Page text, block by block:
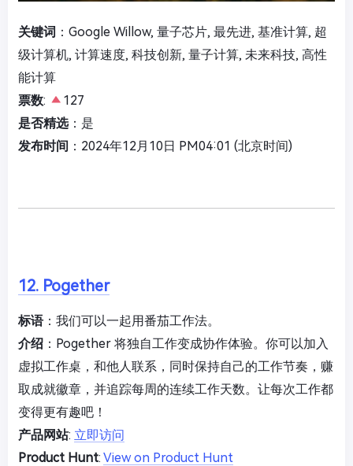
关键词 ：Google Willow, 量子芯片, 最先进, 基准计算, 超
级计算机, 计算速度, 科技创新, 量子计算, 未来科技, 高性
能计算
票数:
127
是否精选：是
发布时间 ：2024年12月10日 PM04:01 (北京时间)
12. Pogether
标语：我们可以一起用番茄工作法。
介绍 ：Pogether 将独自工作变成协作体验。你可以加入
虚拟工作桌，和他人联系，同时保持自己的工作节奏，赚
取成就徽章，并追踪每周的连续工作天数。让每次工作都
变得更有趣吧！
产品网站: 立即访问
Product Hunt: View on Product Hunt